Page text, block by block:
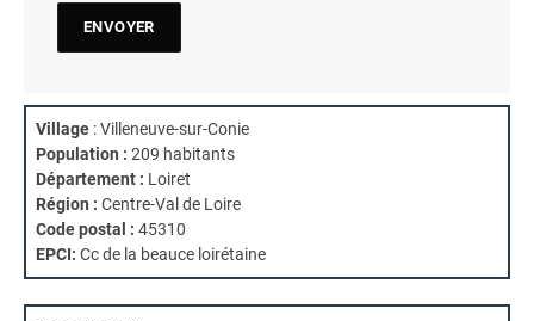
Village : Villeneuve-sur-Conie
Population : 209 habitants
Département : Loiret
Région : Centre-Val de Loire
Code postal : 45310
EPCI: Cc de la beauce loirétaine